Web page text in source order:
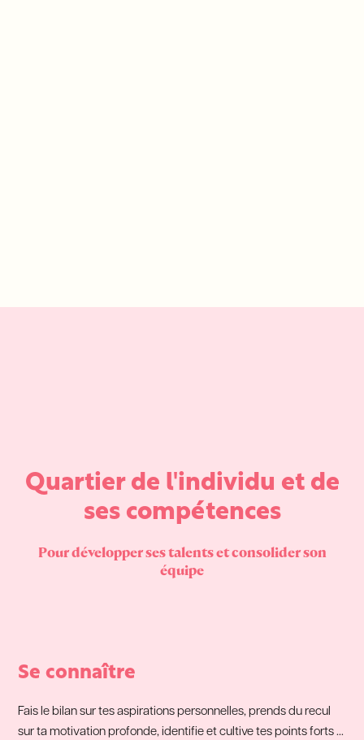
Quartier de l'individu et de
ses compétences
Pour développer ses talents et consolider son
équipe
Se connaître
Fais le bilan sur tes aspirations personnelles, prends du recul
sur ta motivation profonde, identifie et cultive tes points forts …